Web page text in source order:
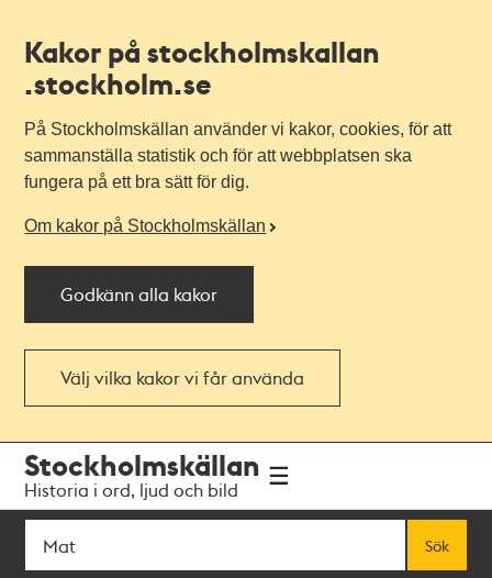
Kakor på stockholmskallan
.stockholm.se
På Stockholmskällan använder vi kakor, cookies, för att
sammanställa statistik och för att webbplatsen ska
fungera på ett bra sätt för dig.
Om kakor på Stockholmskällan
Godkänn alla kakor
Välj vilka kakor vi får använda
navigationen
huvudinnehållet
Stockholmskällan
Historia i ord, ljud och bild
Sök
Sök